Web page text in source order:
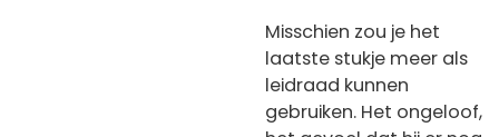
Misschien zou je het
laatste stukje meer als
leidraad kunnen
gebruiken. Het ongeloof,